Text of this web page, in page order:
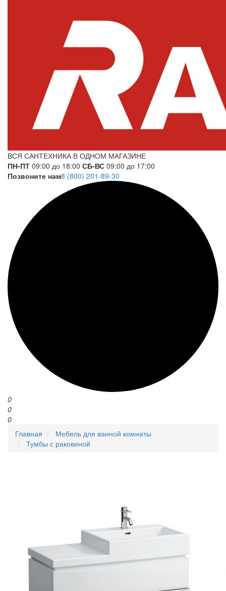
ВСЯ САНТЕХНИКА В ОДНОМ МАГАЗИНЕ
ПН-ПТ 09:00 до 18:00 СБ-ВС 09:00 до 17:00
Позвоните нам8 (800) 201-89-30
0
0
0
Главная
Мебель для ванной комнаты
Тумбы с раковиной